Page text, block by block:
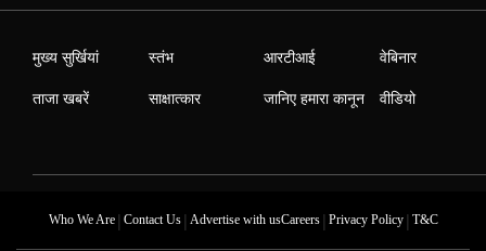
मुख्य सुर्खियां
ताजा खबरें
स्तंभ
साक्षात्कार
आरटीआई
जानिए हमारा कानून
वेबिनार
वीडियो
Who We Are| Contact Us| Advertise with usCareers| Privacy Policy| T&C